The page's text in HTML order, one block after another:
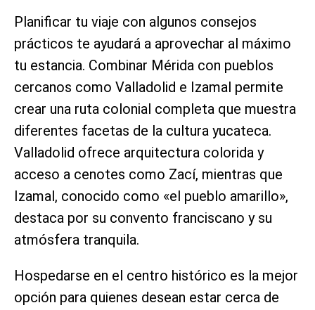
Planificar tu viaje con algunos consejos
prácticos te ayudará a aprovechar al máximo
tu estancia. Combinar Mérida con pueblos
cercanos como Valladolid e Izamal permite
crear una ruta colonial completa que muestra
diferentes facetas de la cultura yucateca.
Valladolid ofrece arquitectura colorida y
acceso a cenotes como Zací, mientras que
Izamal, conocido como «el pueblo amarillo»,
destaca por su convento franciscano y su
atmósfera tranquila.
Hospedarse en el centro histórico es la mejor
opción para quienes desean estar cerca de